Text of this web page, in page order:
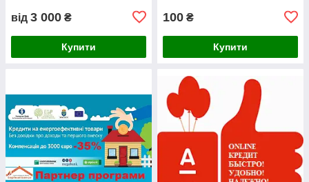
від 3 000 ₴
Купити
100 ₴
Купити